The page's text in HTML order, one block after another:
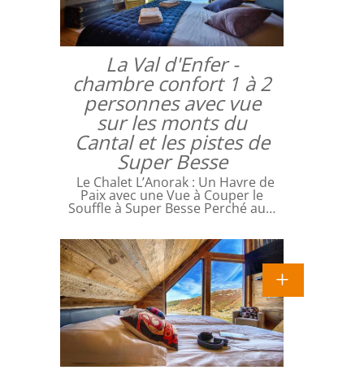
La Val d'Enfer -
chambre confort 1 à 2
personnes avec vue
sur les monts du
Cantal et les pistes de
Super Besse
Le Chalet L’Anorak : Un Havre de
Paix avec une Vue à Couper le
Souffle à Super Besse Perché au…